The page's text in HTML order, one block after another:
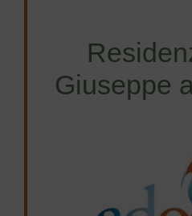
Giuseppe